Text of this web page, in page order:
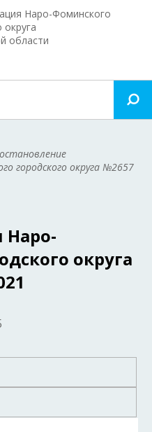
Наро-Фоминского
округа
области
городского округа №2657
округа